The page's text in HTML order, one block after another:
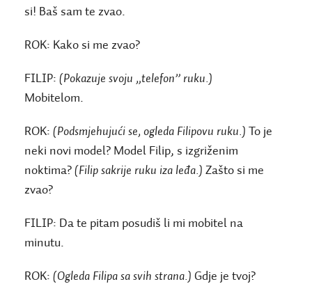
si! Baš sam te zvao.
ROK: Kako si me zvao?
FILIP: (Pokazuje svoju „telefon” ruku.)
Mobitelom.
ROK: (Podsmjehujući se, ogleda Filipovu ruku.) To je
neki novi model? Model Filip, s izgriženim
noktima?(Filip sakrije ruku iza leđa.) Zašto si me
zvao?
FILIP: Da te pitam posudiš li mi mobitel na
minutu.
ROK: (Ogleda Filipa sa svih strana.)Gdje je tvoj?